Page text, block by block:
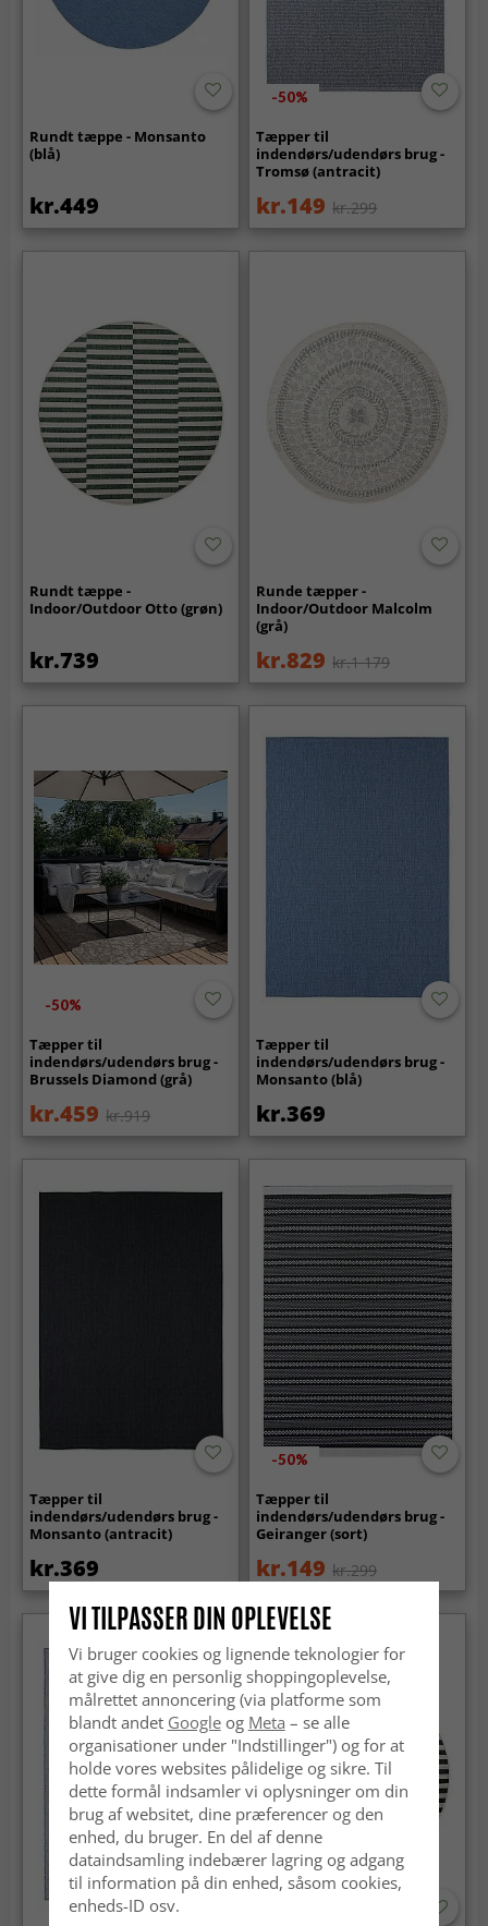
Rundt tæppe - Monsanto
(blå)
kr.449
-50%
Tæpper til
indendørs/udendørs brug -
Tromsø (antracit)
kr.149 kr.299
Rundt tæppe -
Indoor/Outdoor Otto (grøn)
kr.739
Runde tæpper -
Indoor/Outdoor Malcolm
(grå)
kr.829 kr.1 179
-50%
Tæpper til
indendørs/udendørs brug -
Brussels Diamond (grå)
kr.459 kr.919
Tæpper til
indendørs/udendørs brug -
Monsanto (blå)
kr.369
Tæpper til
indendørs/udendørs brug -
Monsanto (antracit)
kr.369
-50%
Tæpper til
indendørs/udendørs brug -
Geiranger (sort)
kr.149 kr.299
VI TILPASSER DIN OPLEVELSE
Vi bruger cookies og lignende teknologier for
at give dig en personlig shoppingoplevelse,
målrettet annoncering (via platforme som
blandt andet Googleog Meta – se alle
organisationer under "Indstillinger") og for at
holde vores websites pålidelige og sikre. Til
dette formål indsamler vi oplysninger om din
brug af websitet, dine præferencer og den
enhed, du bruger. En del af denne
dataindsamling indebærer lagring og adgang
til information på din enhed, såsom cookies,
enheds-ID osv.